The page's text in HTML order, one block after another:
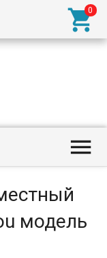


модель